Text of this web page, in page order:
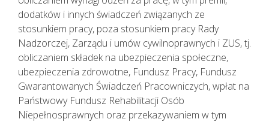
dodatków i innych świadczeń związanych ze
stosunkiem pracy, poza stosunkiem pracy Rady
Nadzorczej, Zarządu i umów cywilnoprawnych i ZUS, tj.
obliczaniem składek na ubezpieczenia społeczne,
ubezpieczenia zdrowotne, Fundusz Pracy, Fundusz
Gwarantowanych Świadczeń Pracowniczych, wpłat na
Państwowy Fundusz Rehabilitacji Osób
Niepełnosprawnych oraz przekazywaniem w tym